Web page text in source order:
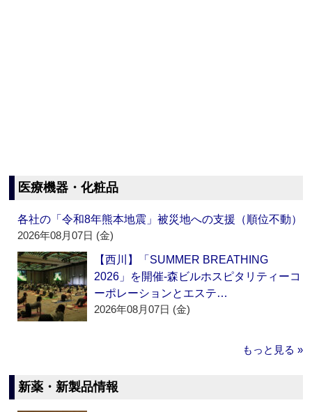
医療機器・化粧品
各社の「令和8年熊本地震」被災地への支援（順位不動）
2026年08月07日 (金)
【西川】「SUMMER BREATHING
2026」を開催‐森ビルホスピタリティーコ
ーポレーションとエステ…
2026年08月07日 (金)
もっと見る »
新薬・新製品情報